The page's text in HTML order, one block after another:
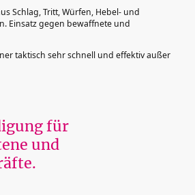
Schlag, Tritt, Würfen, Hebel- und
Einsatz gegen bewaffnete und
taktisch sehr schnell und effektiv außer
für
und